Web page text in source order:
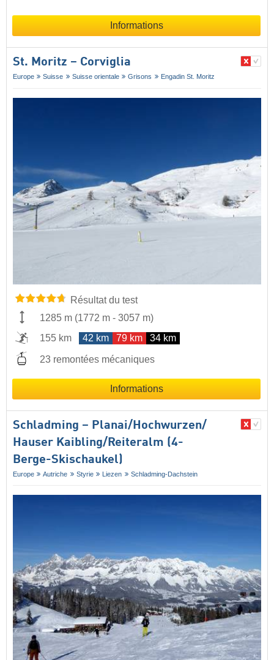
Informations
St. Moritz – Corviglia
Europe Suisse Suisse orientale Grisons Engadin St. Moritz
Résultat du test
1285 m (1772 m - 3057 m)
155 km
42 km 79 km 34 km
23 remontées mécaniques
Informations
Schladming – Planai/​Hochwurzen/​
Hauser Kaibling/​Reiteralm (4-
Berge-Skischaukel)
Europe Autriche Styrie Liezen Schladming-Dachstein